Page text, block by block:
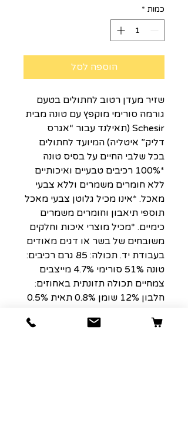
לכל
100
כמות *
הוספה לסל
שזיר מעדן רטוב לחתולים בטעם
גורמה סורימי מוקפץ עם טונה מבית
Schesir (תאילנד עבור “אגרס
דליק” איטליה) המיועד לחתולים
בכל שלבי החיים על בסיס טונה
*100% רכיבים טבעיים ואיכותיים
ללא חומרים משמרים וללא צבעי
מאכל. *אינו מכיל גלוטן צבעי מאכל
תוספי תיאבון וחומרים משמרים
כימיים. *מכיל מוצרי איכות וחלקים
משובחים של בשר או דגים מאודים
בעבודת יד. תכולה: 85 גרם רכיבים:
טונה 51% סורימי 4.7% מייצבים
צמחיים תכולה תזונתית באחוזים:
חלבון 12% שומן 0.8% תאית 0.5%
ויטמין E במינון 2 מ”ג/ק”ג ויטמין A